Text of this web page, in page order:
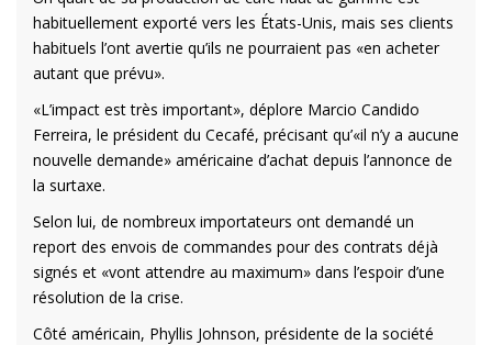
habituellement exporté vers les États-Unis, mais ses clients
habituels l’ont avertie qu’ils ne pourraient pas «en acheter
autant que prévu».
«L’impact est très important», déplore Marcio Candido
Ferreira, le président du Cecafé, précisant qu’«il n’y a aucune
nouvelle demande» américaine d’achat depuis l’annonce de
la surtaxe.
Selon lui, de nombreux importateurs ont demandé un
report des envois de commandes pour des contrats déjà
signés et «vont attendre au maximum» dans l’espoir d’une
résolution de la crise.
Côté américain, Phyllis Johnson, présidente de la société